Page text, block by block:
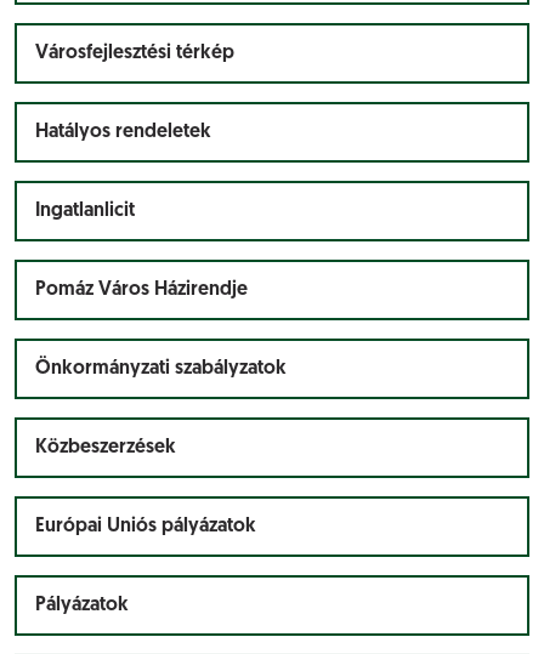
Városfejlesztési térkép
Hatályos rendeletek
Ingatlanlicit
Pomáz Város Házirendje
Önkormányzati szabályzatok
Közbeszerzések
Európai Uniós pályázatok
Pályázatok